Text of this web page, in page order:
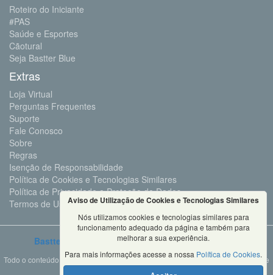
Roteiro do Iniciante
#PAS
Saúde e Esportes
Cãotural
Seja Bastter Blue
Extras
Loja Virtual
Perguntas Frequentes
Suporte
Fale Conosco
Sobre
Regras
Isenção de Responsabilidade
Política de Cookies e Tecnologias Similares
Política de Privacidade e Proteção de Dados
Termos de Uso
Bastter.com 2001 ©Todos os Direitos Reservados
Todo o conteúdo deste site é propriedade da Bastter.com, sendo expressamente
proibido o seu uso em sites, videos, cursos ou
Aviso de Utilização de Cookies e Tecnologias Similares
Nós utilizamos cookies e tecnologias similares para
funcionamento adequado da página e também para
melhorar a sua experiência.
Para mais informações acesse a nossa Política de Cookies.